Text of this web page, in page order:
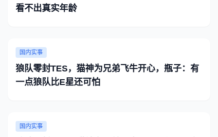
看不出真实年龄
国内实事
狼队零封TES，猫神为兄弟飞牛开心，瓶子：有
一点狼队比E星还可怕
国内实事